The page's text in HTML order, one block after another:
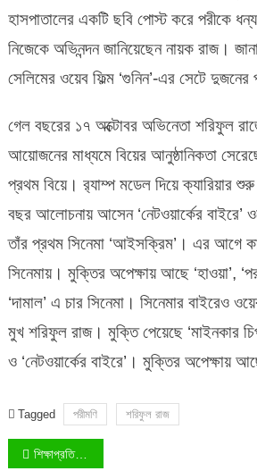
হাসপাতালের একটি ছবি পোস্ট করে পরীকে
নিজেকে অভিনন্দন জানিয়েছেন নায়ক রাজ।
সেলিমের ওয়েব ফিল্ম ‘গুনিন’-এর সেটে
গেল বছরের ১৭ অক্টোবর অভিনেতা শরিফুল
আয়োজনের মাধ্যমে বিয়ের আনুষ্ঠানিকতা
প্রথম বিয়ে। র‌্যাম্প মডেল দিয়ে ক্যারিয়ার
বছর আলোচনায় আসেন ‘নেটওয়ার্কের বাইরে’
তাঁর প্রথম সিনেমা ‘আইসক্রিম’। এর আগে
সিনেমায়। মুক্তির অপেক্ষায় আছে ‘হাওয়া’,
‘দামাল’ এ চার সিনেমা। সিনেমার বাইরেও
মুখ শরিফুল রাজ। মুক্তি পেয়েছে ‘মাইনকার
ও ‘নেটওয়ার্কের বাইরে’। মুক্তির অপেক্ষায়
Tagged পরীমণি শরিফুল রাজ
Post
শিক্ষাপ্রতিষ্ঠান সীমিত পরিসরেই চলবেঃ শিক্ষামন্ত্রী